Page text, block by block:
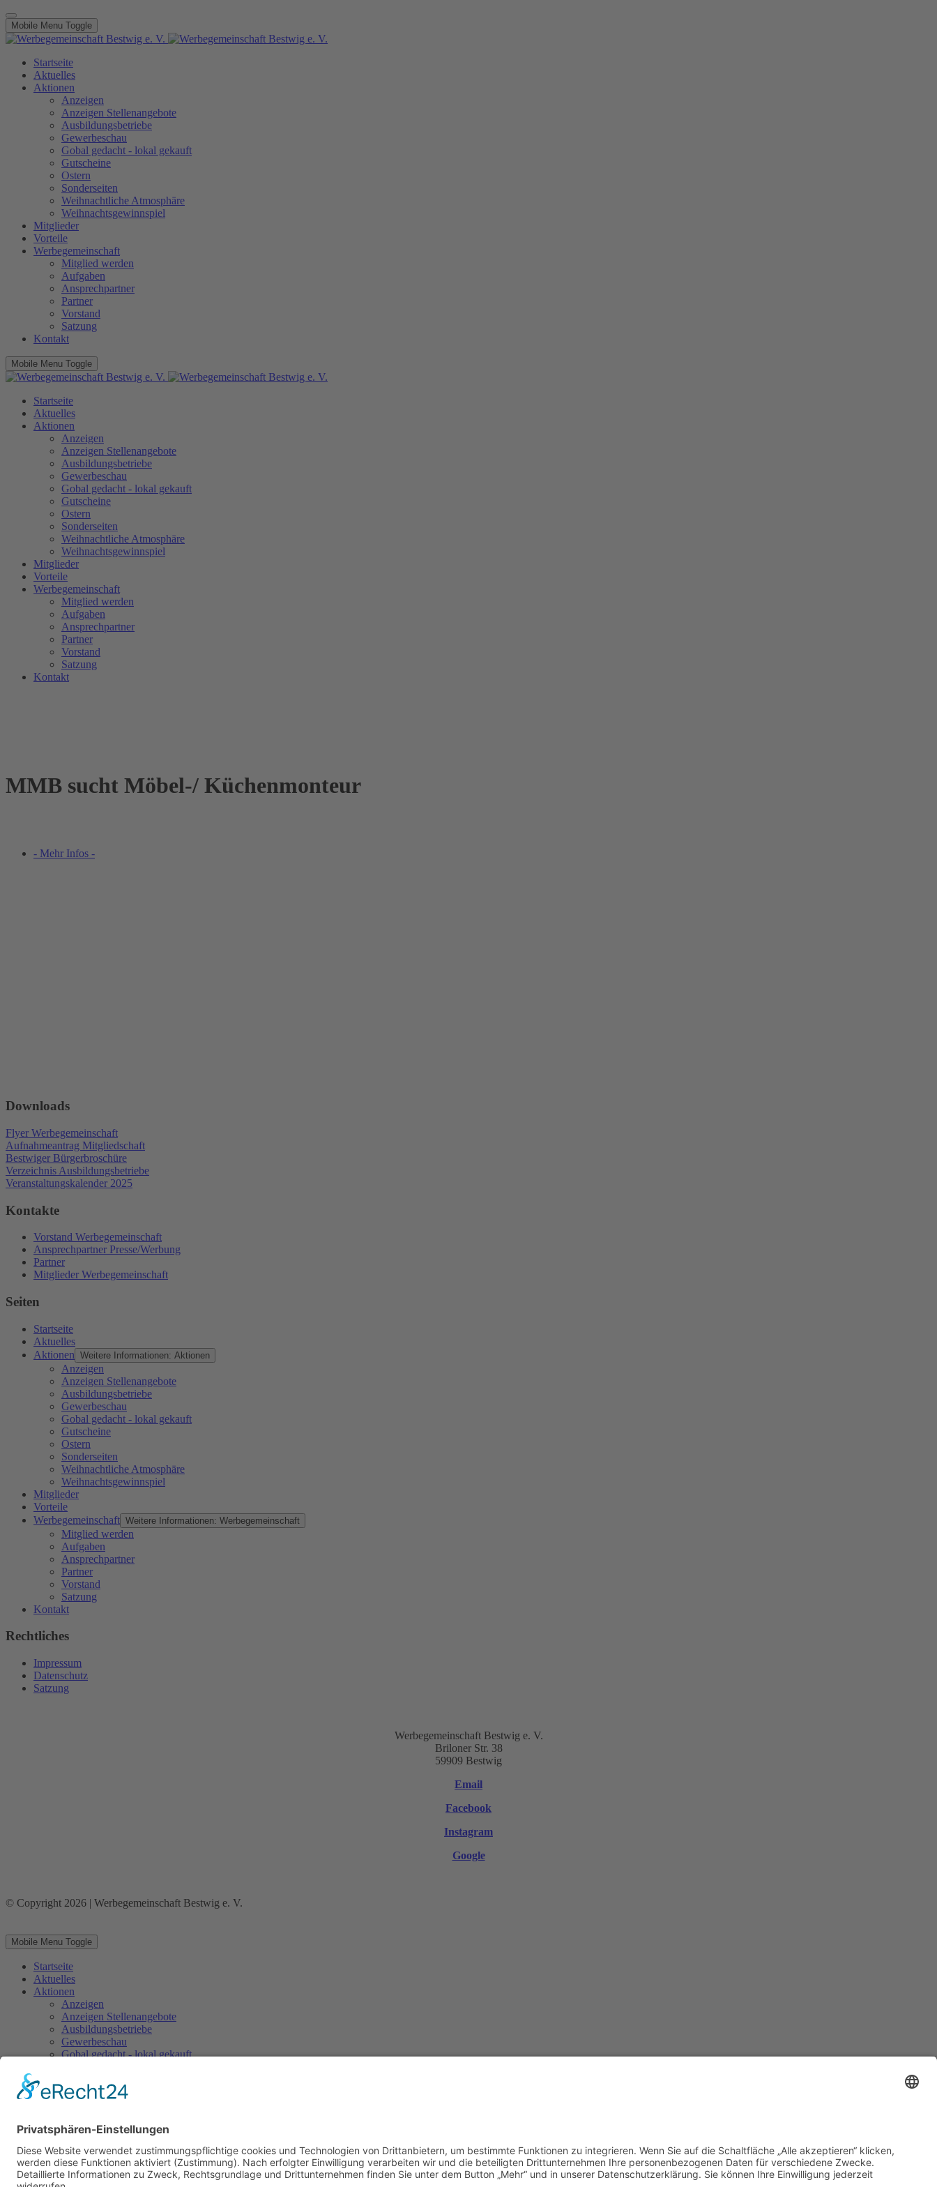
Mobile Menu Toggle
Startseite
Aktuelles
Aktionen
Anzeigen
Anzeigen Stellenangebote
Ausbildungsbetriebe
Gewerbeschau
Gobal gedacht - lokal gekauft
Gutscheine
Ostern
Sonderseiten
Weihnachtliche Atmosphäre
Weihnachtsgewinnspiel
Mitglieder
Vorteile
Werbegemeinschaft
Mitglied werden
Aufgaben
Ansprechpartner
Partner
Vorstand
Satzung
Kontakt
Mobile Menu Toggle
Startseite
Aktuelles
Aktionen
Anzeigen
Anzeigen Stellenangebote
Ausbildungsbetriebe
Gewerbeschau
Gobal gedacht - lokal gekauft
Gutscheine
Ostern
Sonderseiten
Weihnachtliche Atmosphäre
Weihnachtsgewinnspiel
Mitglieder
Vorteile
Werbegemeinschaft
Mitglied werden
Aufgaben
Ansprechpartner
Partner
Vorstand
Satzung
Kontakt
MMB sucht Möbel-/ Küchenmonteur
- Mehr Infos -
Downloads
Flyer Werbegemeinschaft
Aufnahmeantrag Mitgliedschaft
Bestwiger Bürgerbroschüre
Verzeichnis Ausbildungsbetriebe
Veranstaltungskalender 2025
Kontakte
Vorstand Werbegemeinschaft
Ansprechpartner Presse/Werbung
Partner
Mitglieder Werbegemeinschaft
Seiten
Startseite
Aktuelles
Aktionen Weitere Informationen: Aktionen
Anzeigen
Anzeigen Stellenangebote
Ausbildungsbetriebe
Gewerbeschau
Gobal gedacht - lokal gekauft
Gutscheine
Ostern
Sonderseiten
Weihnachtliche Atmosphäre
Weihnachtsgewinnspiel
Mitglieder
Vorteile
Werbegemeinschaft Weitere Informationen: Werbegemeinschaft
Mitglied werden
Aufgaben
Ansprechpartner
Partner
Vorstand
Satzung
Kontakt
Rechtliches
Impressum
Datenschutz
Satzung
Werbegemeinschaft Bestwig e. V.
Briloner Str. 38
59909 Bestwig
Email
Facebook
Instagram
Google
© Copyright 2026 | Werbegemeinschaft Bestwig e. V.
Mobile Menu Toggle
Startseite
Aktuelles
Aktionen
Anzeigen
Anzeigen Stellenangebote
Ausbildungsbetriebe
Gewerbeschau
Gobal gedacht - lokal gekauft
Sonderseiten
Mitglieder
Werbegemeinschaft
Mitglied werden
Aufgaben